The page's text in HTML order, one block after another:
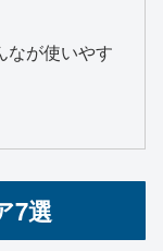
なが使いやす
7選